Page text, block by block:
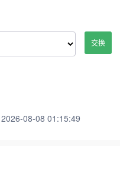
交换
08-08 01:15:49